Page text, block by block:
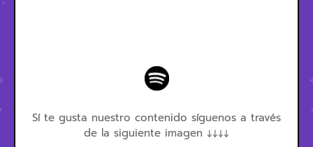
Sí te gusta nuestro contenido síguenos a través
de la siguiente imagen ↓↓↓↓